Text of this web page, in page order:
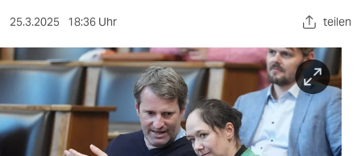
sport
berlin
wahrheit
25.3.2025 18:36 Uhr teilen